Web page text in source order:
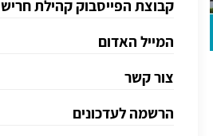
קבוצת הפייסבוק קהילת חריש
המייל האדום
צור קשר
הרשמה לעדכונים